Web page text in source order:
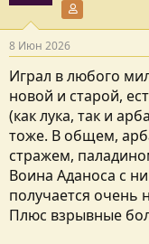
8 Июн 2026
Играл в любого
новой и старой,
(как лука, так и
тоже. В общем,
стражем,
Воина Аданоса с
получается очень
Плюс взрывные